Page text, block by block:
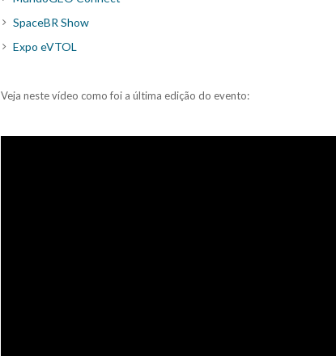
SpaceBR Show
Expo eVTOL
Veja neste vídeo como foi a última edição do evento: